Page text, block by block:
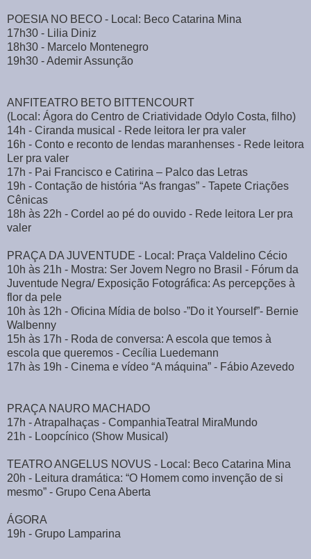
POESIA NO BECO - Local: Beco Catarina Mina
17h30 - Lilia Diniz
18h30 - Marcelo Montenegro
19h30 - Ademir Assunção
ANFITEATRO BETO BITTENCOURT
(Local: Ágora do Centro de Criatividade Odylo Costa, filho)
14h - Ciranda musical - Rede leitora ler pra valer
16h - Conto e reconto de lendas maranhenses - Rede leitora
Ler pra valer
17h - Pai Francisco e Catirina – Palco das Letras
19h - Contação de história “As frangas” - Tapete Criações
Cênicas
18h às 22h - Cordel ao pé do ouvido - Rede leitora Ler pra
valer
PRAÇA DA JUVENTUDE - Local: Praça Valdelino Cécio
10h às 21h - Mostra: Ser Jovem Negro no Brasil - Fórum da
Juventude Negra/ Exposição Fotográfica: As percepções à
flor da pele
10h às 12h - Oficina Mídia de bolso -”Do it Yourself”- Bernie
Walbenny
15h às 17h - Roda de conversa: A escola que temos à
escola que queremos - Cecília Luedemann
17h às 19h - Cinema e vídeo “A máquina” - Fábio Azevedo
PRAÇA NAURO MACHADO
17h - Atrapalhaças - CompanhiaTeatral MiraMundo
21h - Loopcínico (Show Musical)
TEATRO ANGELUS NOVUS - Local: Beco Catarina Mina
20h - Leitura dramática: “O Homem como invenção de si
mesmo” - Grupo Cena Aberta
ÁGORA
19h - Grupo Lamparina